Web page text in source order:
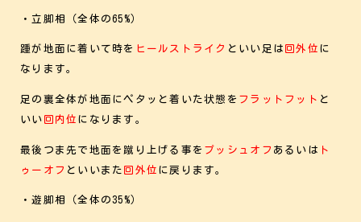
・立脚相（全体の65%）
踵が地面に着いて時を ヒールストライク といい足は 回外位 に
なります。
足の裏全体が地面にペタッと着いた状態を フラットフット と
いい 回内位 になります。
最後つま先で地面を蹴り上げる事を プッシュオフ あるいは ト
ゥーオフ といいまた 回外位 に戻ります。
・遊脚相（全体の35%）